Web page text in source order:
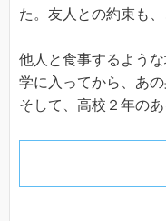
た。友人との約束も
他人と食事するよう
学に入ってから、あ
そして、高校２年の